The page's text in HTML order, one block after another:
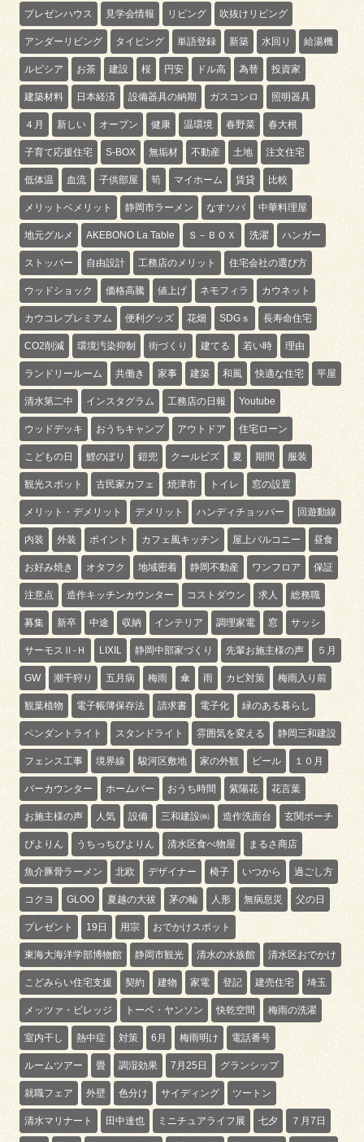
プレゼンハウス 見学会情報 リビング 吹抜けリビング
アンダーリビング タイピング 単語登録 新築 水回り 給湯機
ルピシア お茶 建設 桜 円安 ドル高 為替 投資家
建築材料 日本経済 設備器具の納期 ガスコンロ 照明器具
４月 新しい オープン 健康 温環境 春野菜 春大根
子育て応援住宅 S-BOX 無垢材 不動産 土地 注文住宅
低体温 血流 子供部屋 筍 マイホーム 賃貸 比較
メリットベメリット 静岡市ラーメン なすソバ 中華料理屋
地元グルメ AKEBONO La Table Ｓ－ＢＯＸ 洗濯 ハンガー
ストッパー 自由設計 工務店のメリット 住宅会社の選び方
ウッドショック 価格高騰 値上げ ネモフィラ カウネット
カウコレプレミアム 便利グッズ 花畑 SDGｓ 長寿命住宅
CO2削減 環境汚染抑制 街づくり 建てる 若い時 理由
ランドリールーム 共働き 家事 建築 和風 快適な住宅 平屋
清水第二中 インスタグラム 工務店の日報 Youtube
ウッドデッキ おうちキャンプ アウトドア 住宅ローン
こどもの日 鯉のぼり 鎧兜 クールビズ 夏 期間 服装
観光スポット 古民家カフェ 焼津市 トイレ 窓の設置
メリット・デメリット デメリット ハンディチョッパー 回遊動線
内装 外装 ポイント カフェ風キッチン 屋上バルコニー 昼食
お好み焼き オタフク 地域密着 静岡不動産 ワンフロア 保証
注意点 造作キッチンカウンター コストダウン 求人 総務職
募集 新卒 中途 収納 インテリア 調理家電 窓 サッシ
サーモスⅡ-Ｈ LIXIL 静岡中部家づくり 先輩お施主様の声 ５月
GW 潮干狩り 五月病 梅雨 傘 雨 カビ対策 梅雨入り前
観葉植物 電子帳簿保存法 請求書 電子化 緑のある暮らし
ペンダントライト スタンドライト 雰囲気を変える 静岡三和建設
フェンス工事 境界線 駿河区敷地 家の外観 ビール １０月
バーカウンター ホームバー おうち時間 紫陽花 花言葉
お施主様の声 人気 設備 三和建設㈱ 造作洗面台 玄関ポーチ
ぴよりん うちっちぴよりん 清水区食べ物屋 まるさ商店
魚介豚骨ラーメン 北欧 デザイナー 椅子 いつから 過ごし方
コクヨ GLOO 夏越の大祓 茅の輪 人形 無病息災 父の日
プレゼント 19日 用宗 おでかけスポット
東海大海洋学部博物館 静岡市観光 清水の水族館 清水区おでかけ
こどみらい住宅支援 契約 建物 家電 登記 建売住宅 埼玉
メッツァ・ビレッジ トーベ・ヤンソン 快乾空間 梅雨の洗濯
室内干し 熱中症 対策 6月 梅雨明け 電話番号
ルームツアー 畳 調湿効果 7月25日 グランシップ
就職フェア 外壁 色分け サイディング ツートン
清水マリナート 田中達也 ミニチュアライフ展 七夕 ７月7日